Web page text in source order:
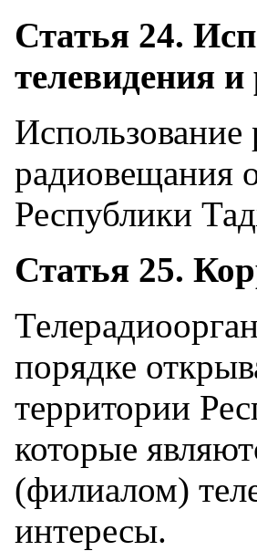
Статья 24.
телевидения
Использование
радиовещания
Республики
Статья 25.
порядке
территории
которые
(филиалом)
интересы.